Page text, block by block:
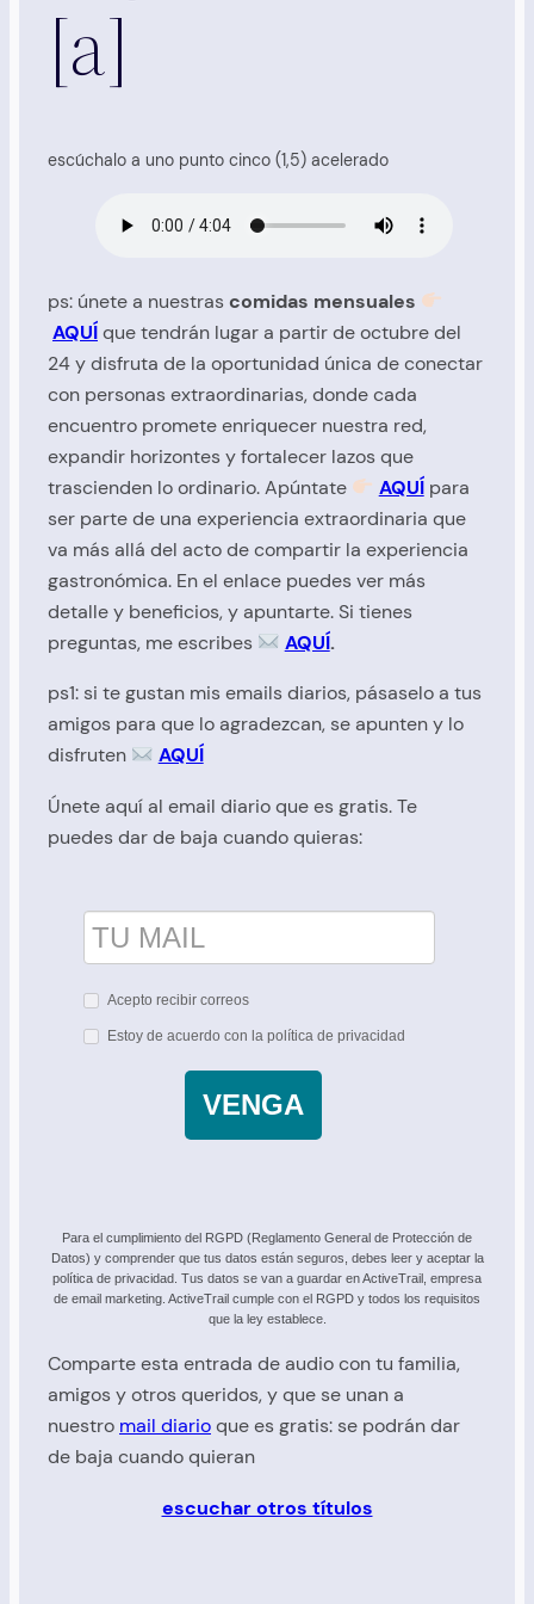
[a]
escúchalo a uno punto cinco (1,5) acelerado
ps: únete a nuestrascomidas mensuales
AQUÍque tendrán lugar a partir de octubre del
24 y disfruta de la oportunidad única de conectar
con personas extraordinarias, donde cada
encuentro promete enriquecer nuestra red,
expandir horizontes y fortalecer lazos que
trascienden lo ordinario. Apúntate
AQUÍpara
ser parte de una experiencia extraordinaria que
va más allá del acto de compartir la experiencia
gastronómica. En el enlace puedes ver más
detalle y beneficios, y apuntarte. Si tienes
preguntas, meescribes AQUÍ.
ps1: si te gustan mis emails diarios, pásaselo a tus
amigos para que lo agradezcan, se apunten y lo
disfruten
AQUÍ
Únete aquí al email diario que es gratis. Te
puedes dar de baja cuando quieras:
Acepto recibir correos
Estoy de acuerdo con la política de privacidad
VENGA
Para el cumplimiento del RGPD (Reglamento General de Protección de
Datos) y comprender que tus datos están seguros, debes leer y aceptar la
política de privacidad. Tus datos se van a guardar en ActiveTrail, empresa
de email marketing. ActiveTrail cumple con el RGPD y todos los requisitos
que la ley establece.
Comparte esta entrada de audio con tu familia,
amigos y otros queridos, y que se unan a
nuestro mail diarioque es gratis: se podrán dar
de baja cuando quieran
escuchar otros títulos